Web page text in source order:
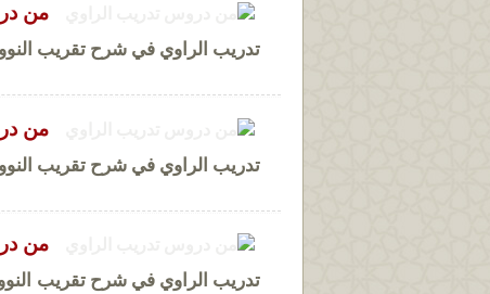
من
تدريب الراوي في شرح تقريب
من
تدريب الراوي في شرح تقريب
من
تدريب الراوي في شرح تقريب